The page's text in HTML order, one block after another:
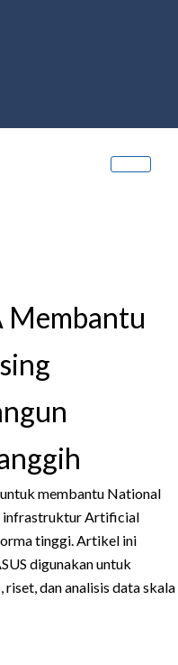
Membantu
membantu National
infrastruktur Artificial
tinggi. Artikel ini
digunakan untuk
dan analisis data skala